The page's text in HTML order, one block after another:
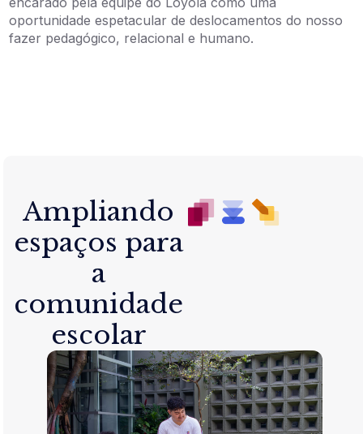
oportunidade espetacular de deslocamentos do nosso
fazer pedagógico, relacional e humano.
Ampliando
espaços para
a
comunidade
escolar